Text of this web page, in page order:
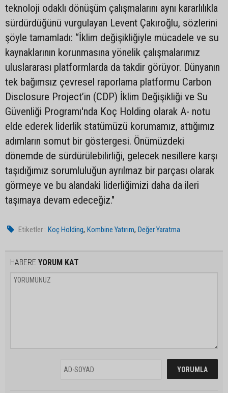
teknoloji odaklı dönüşüm çalışmalarını aynı kararlılıkla
sürdürdüğünü vurgulayan Levent Çakıroğlu, sözlerini
şöyle tamamladı: “İklim değişikliğiyle mücadele ve su
kaynaklarının korunmasına yönelik çalışmalarımız
uluslararası platformlarda da takdir görüyor. Dünyanın
tek bağımsız çevresel raporlama platformu Carbon
Disclosure Project’in (CDP) İklim Değişikliği ve Su
Güvenliği Programı'nda Koç Holding olarak A- notu
elde ederek liderlik statümüzü korumamız, attığımız
adımların somut bir göstergesi. Önümüzdeki
dönemde de sürdürülebilirliği, gelecek nesillere karşı
taşıdığımız sorumluluğun ayrılmaz bir parçası olarak
görmeye ve bu alandaki liderliğimizi daha da ileri
taşımaya devam edeceğiz."
Etiketler : Koç Holding,Kombine Yatırım,Değer Yaratma
HABERE YORUM KAT